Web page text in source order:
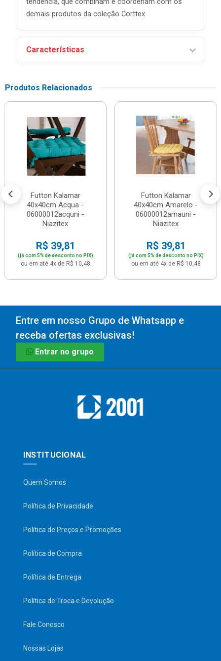
tendência, que combinam e coordenam com os
demais produtos da coleção Corttex.
Características
Produtos Relacionados
Futton Kalamar
40x40cm Acqua -
06000012acquni -
Niazitex
R$ 39,81
(já com 5% de desconto no PIX)
ou em até 4x de R$ 10,48
Futton Kalamar
40x40cm Amarelo -
06000012amauni -
Niazitex
R$ 39,81
(já com 5% de desconto no PIX)
ou em até 4x de R$ 10,48
Entre em nosso Grupo de Whatsapp e
receba ofertas exclusivas!
Entrar no grupo
INSTITUCIONAL
Quem Somos
Política de Privacidade
Política de Preços e Promoções
Política de Compra
Política de Entrega
Política de Troca e Devolução
Fale Conosco
Nossas Lojas